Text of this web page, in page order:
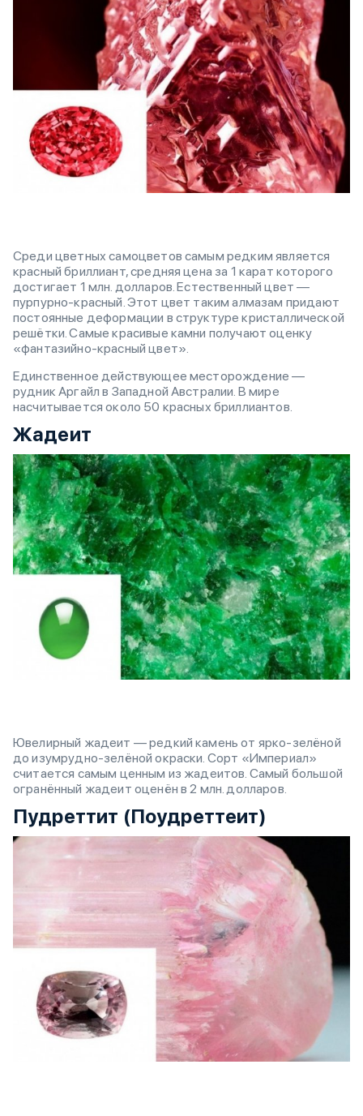
Среди цветных самоцветов самым редким является
красный бриллиант, средняя цена за 1 карат которого
достигает 1 млн. долларов. Естественный цвет —
пурпурно-красный. Этот цвет таким алмазам придают
постоянные деформации в структуре кристаллической
решётки. Самые красивые камни получают оценку
«фантазийно-красный цвет».
Единственное действующее месторождение —
рудник Аргайл в Западной Австралии. В мире
насчитывается около 50 красных бриллиантов.
Жадеит
Ювелирный жадеит — редкий камень от ярко-зелёной
до изумрудно-зелёной окраски. Сорт «Империал»
считается самым ценным из жадеитов. Самый большой
огранённый жадеит оценён в 2 млн. долларов.
Пудреттит (Поудреттеит)